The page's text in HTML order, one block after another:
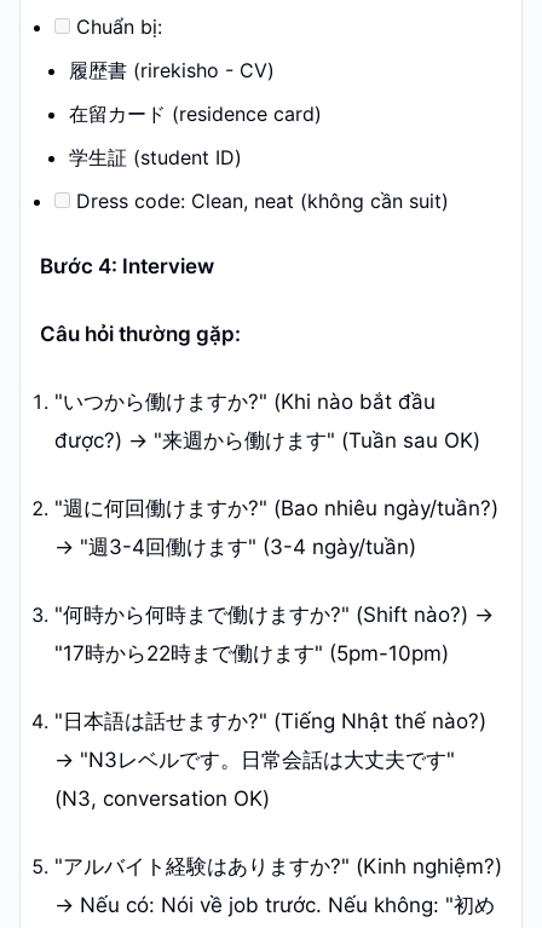
Chuẩn bị:
履歴書 (rirekisho - CV)
在留カード (residence card)
学生証 (student ID)
Dress code: Clean, neat (không cần suit)
Bước 4: Interview
Câu hỏi thường gặp:
"いつから働けますか?" (Khi nào bắt đầu
được?) → "来週から働けます" (Tuần sau OK)
"週に何回働けますか?" (Bao nhiêu ngày/tuần?)
→ "週3-4回働けます" (3-4 ngày/tuần)
"何時から何時まで働けますか?" (Shift nào?) →
"17時から22時まで働けます" (5pm-10pm)
"日本語は話せますか?" (Tiếng Nhật thế nào?)
→ "N3レベルです。日常会話は大丈夫です"
(N3, conversation OK)
"アルバイト経験はありますか?" (Kinh nghiệm?)
→ Nếu có: Nói về job trước. Nếu không: "初め